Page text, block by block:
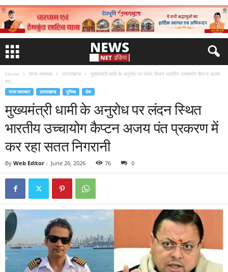
Home राज्य समाचार उत्तराखण्ड
मुख्यमंत्री धामी के अनुरोध पर लंदन स्थित भारतीय उच्चायोग कैप्टन अजय
पंत...
राज्य समाचार उत्तराखण्ड दुनिया देश
मुख्यमंत्री धामी के अनुरोध पर लंदन स्थित
भारतीय उच्चायोग कैप्टन अजय पंत प्रकरण में
कर रहा सतत निगरानी
By Web Editor - June 26, 2026 76 0